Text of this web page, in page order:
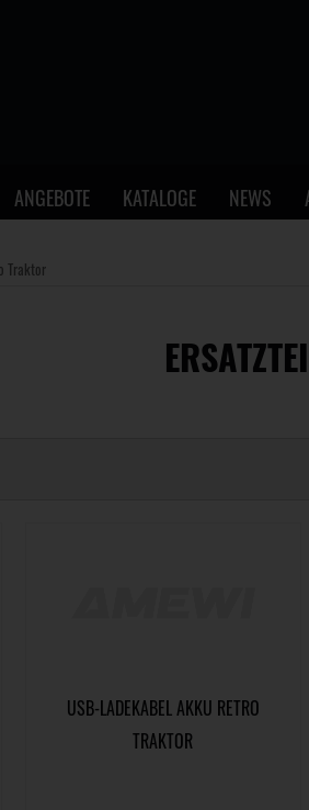
ANGEBOTE KATALOGE NEWS
Traktor
USB-LADEKABEL AKKU RETRO
TRAKTOR